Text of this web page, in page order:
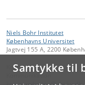
Samtykke til
Niels Bohr Institutet
Københavns Universitet
Jagtvej 155 A, 2200
Kontakt:
Kommunikation